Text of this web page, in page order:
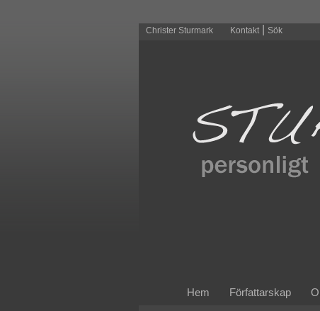
Christer Sturmark Kontakt| Sök
Hem Författarskap